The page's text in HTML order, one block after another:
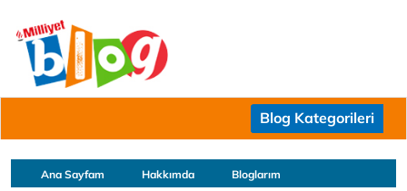
Blog Kategorileri
Ana Sayfam Hakkımda Bloglarım